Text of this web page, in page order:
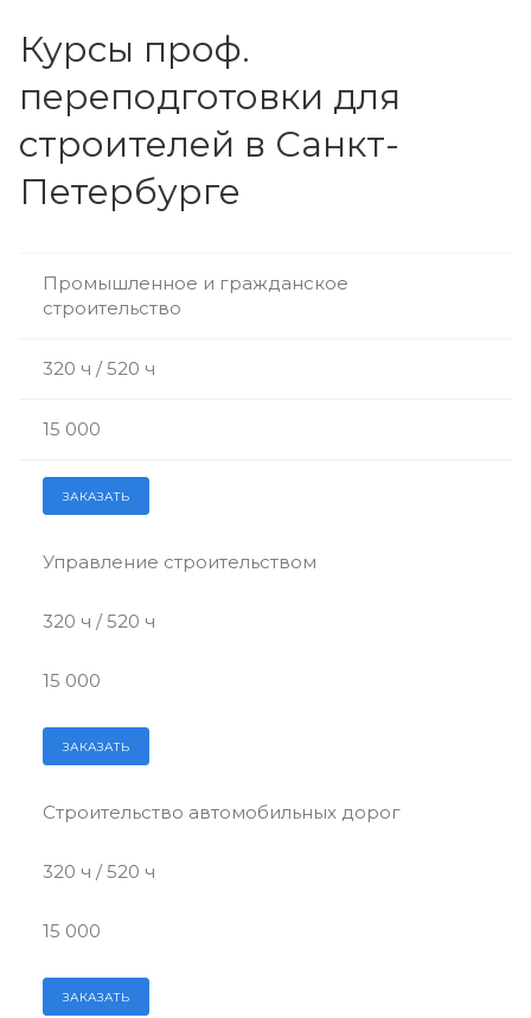
Курсы проф.
переподготовки для
строителей в Санкт-
Петербурге
Промышленное и гражданское
строительство
320 ч / 520 ч
15 000
ЗАКАЗАТЬ
Управление строительством
320 ч / 520 ч
15 000
ЗАКАЗАТЬ
Строительство автомобильных дорог
320 ч / 520 ч
15 000
ЗАКАЗАТЬ